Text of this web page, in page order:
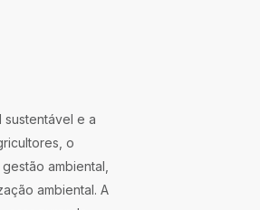
sustentável e a
o
ambiental,
ambiental. A